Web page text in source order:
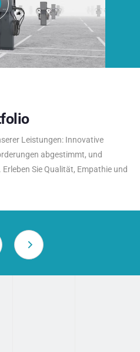
Leistungen: Innovative
abgestimmt, und
Sie Qualität, Empathie und